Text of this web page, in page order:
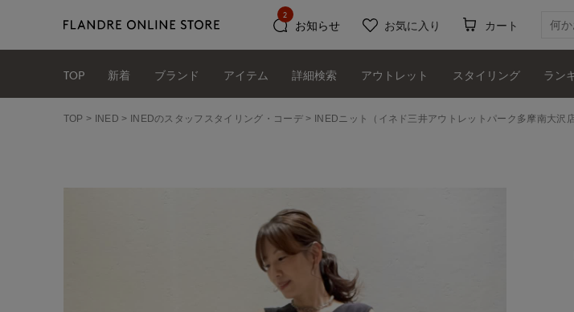
お知らせ
2
お気に入り カート
TOP 新着 ブランド アイテム 詳細検索 アウトレット スタイリング ラン
TOP INED INEDのスタッフスタイリング・コーデ INEDニット（イネド三井アウトレットパーク多摩南大沢店